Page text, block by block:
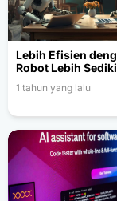
Lebih Efisien
Robot Lebih
1 tahun yang lalu